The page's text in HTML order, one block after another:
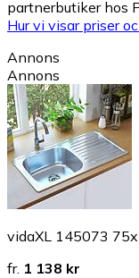
partnerbutiker hos
Hur vi visar priser
Annons
Annons
vidaXL 145073
fr. 1 138 kr